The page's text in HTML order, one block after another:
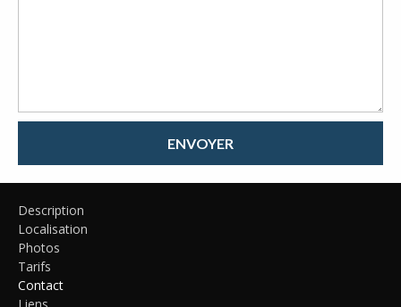
ENVOYER
Description
Localisation
Photos
Tarifs
Contact